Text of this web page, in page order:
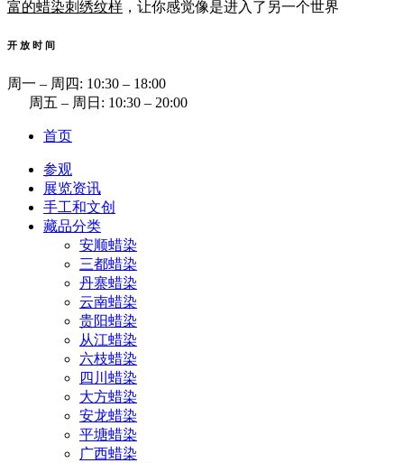
富的蜡染刺绣纹样 ，让你感觉像是进入了另一个世界
开 放 时 间
周一 ‒ 周四: 10:30 ‒ 18:00
周五 ‒ 周日: 10:30 ‒ 20:00
首页
参观
展览资讯
手工和文创
藏品分类
安顺蜡染
三都蜡染
丹寨蜡染
云南蜡染
贵阳蜡染
从江蜡染
六枝蜡染
四川蜡染
大方蜡染
安龙蜡染
平塘蜡染
广西蜡染